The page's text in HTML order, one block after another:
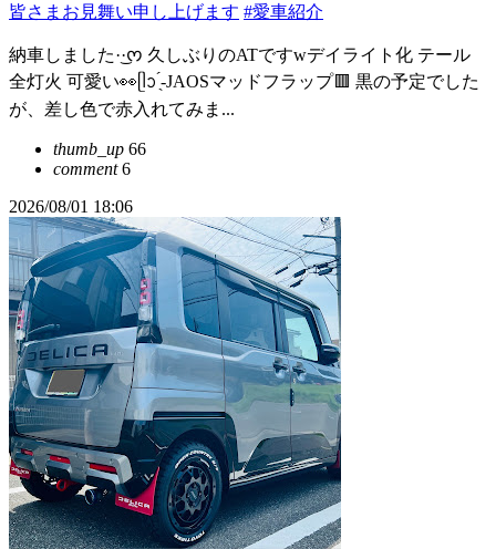
皆さまお見舞い申し上げます #愛車紹介
納車しました·͜·ᰔ 久しぶりのATですwデイライト化 テール
全灯火 可愛い👀ᥫᩣ ̖́-JAOSマッドフラップ🟥 黒の予定でした
が、差し色で赤入れてみま...
thumb_up 66
comment6
2026/08/01 18:06